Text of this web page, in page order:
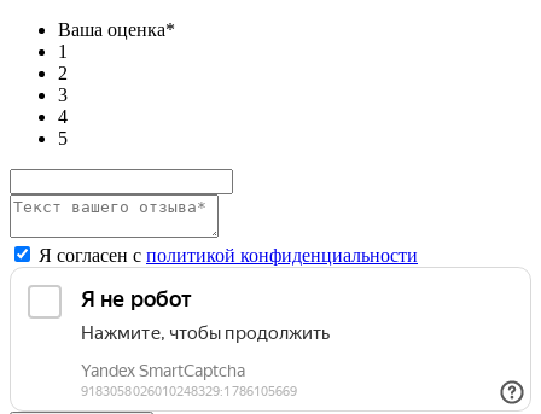
Ваша оценка*
1
2
3
4
5
Я согласен с политикой конфиденциальности